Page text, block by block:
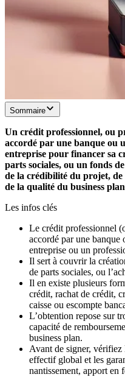
Sommaire
Un crédit professionnel, ou
accordé par une banque ou
entreprise pour financer sa
parts sociales, ou un fonds
de la crédibilité du projet, de
de la qualité du business
Les infos clés
Le crédit professionnel
accordé par une banque
entreprise ou un
Il sert à couvrir la
de parts sociales, ou
Il en existe plusieurs
crédit, rachat de crédit,
caisse ou escompte
L’obtention repose sur
capacité de
business plan.
Avant de signer, vérifiez
effectif global et les
nantissement, apport en